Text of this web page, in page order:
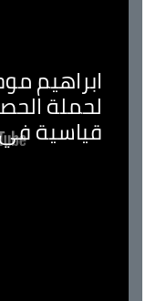
ابراهيم
لحملة
قياسية في